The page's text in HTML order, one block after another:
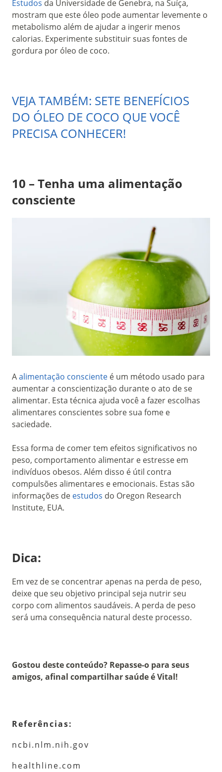
Estudos da Universidade de Genebra, na Suíça,
mostram que este óleo pode aumentar levemente o
metabolismo além de ajudar a ingerir menos
calorias. Experimente substituir suas fontes de
gordura por óleo de coco.
VEJA TAMBÉM: SETE BENEFÍCIOS
DO ÓLEO DE COCO QUE VOCÊ
PRECISA CONHECER!
10 – Tenha uma alimentação
consciente
Aalimentação consciente é um método usado para
aumentar a conscientização durante o ato de se
alimentar. Esta técnica ajuda você a fazer escolhas
alimentares conscientes sobre sua fome e
saciedade.
Essa forma de comer tem efeitos significativos no
peso, comportamento alimentar e estresse em
indivíduos obesos. Além disso é útil contra
compulsões alimentares e emocionais. Estas são
informações de estudos do Oregon Research
Institute, EUA.
Dica:
Em vez de se concentrar apenas na perda de peso,
deixe que seu objetivo principal seja nutrir seu
corpo com alimentos saudáveis. A perda de peso
será uma consequência natural deste processo.
Gostou deste conteúdo? Repasse-o para seus
amigos, afinal compartilhar saúde é Vital!
Referências:
ncbi.nlm.nih.gov
healthline.com